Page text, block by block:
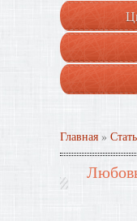
Главная »